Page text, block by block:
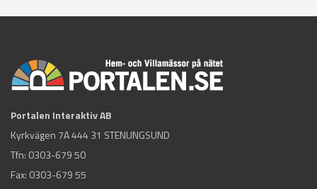
Portalen Interaktiv AB
Kyrkvägen 7A 444 31 STENUNGSUND
Tfn: 0303-679 50
Fax: 0303-679 55